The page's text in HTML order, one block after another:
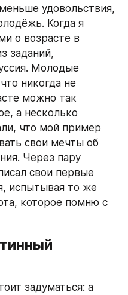
удовольствия,
Когда я
о возрасте в
заданий,
Молодые
никогда не
можно так
а несколько
что мой пример
свои мечты об
Через пару
свои первые
испытывая то же
которое помню с
задуматься: а